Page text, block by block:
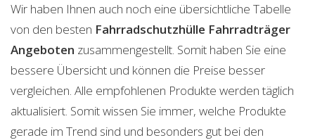
Wir haben Ihnen auch noch eine übersichtliche Tabelle
von den besten Fahrradschutzhülle Fahrradträger
Angeboten zusammengestellt. Somit haben Sie eine
bessere Übersicht und können die Preise besser
vergleichen. Alle empfohlenen Produkte werden täglich
aktualisiert. Somit wissen Sie immer, welche Produkte
gerade im Trend sind und besonders gut bei den